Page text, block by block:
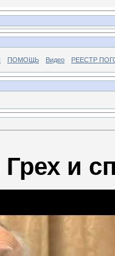
ПОМОЩЬ Видео РЕЕСТР
и